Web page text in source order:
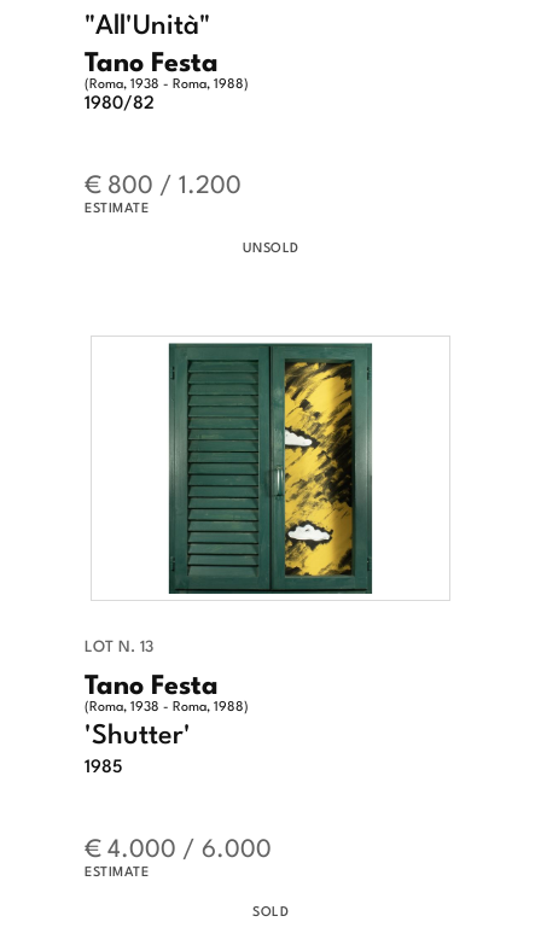
Tano Festa
(Roma, 1938 - Roma, 1988)
"All'Unità"
1980/82
€ 800 / 1.200
ESTIMATE
UNSOLD
LOT N. 13
Tano Festa
(Roma, 1938 - Roma, 1988)
'Shutter'
1985
€ 4.000 / 6.000
ESTIMATE
SOLD